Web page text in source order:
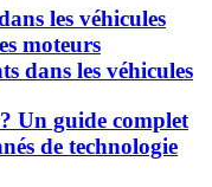
les véhicules
moteurs
dans les véhicules
Un guide complet
de technologie